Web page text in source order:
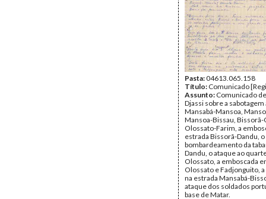
Pasta:04613.065.158
Título: Comunicado
Assunto: Comunicado
Djassi sobre a sabotagem
Mansabá-Mansoa,
Mansoa-Bissau, Bissorã-
Olossato-Farim, a
estrada Bissorã-Dandu, o
bombardeamento da
Dandu, o ataque ao
Olossato, a emboscada
Olossato e Fadjonguito,
na estrada Mansabá-
ataque dos soldados
base de Matar.